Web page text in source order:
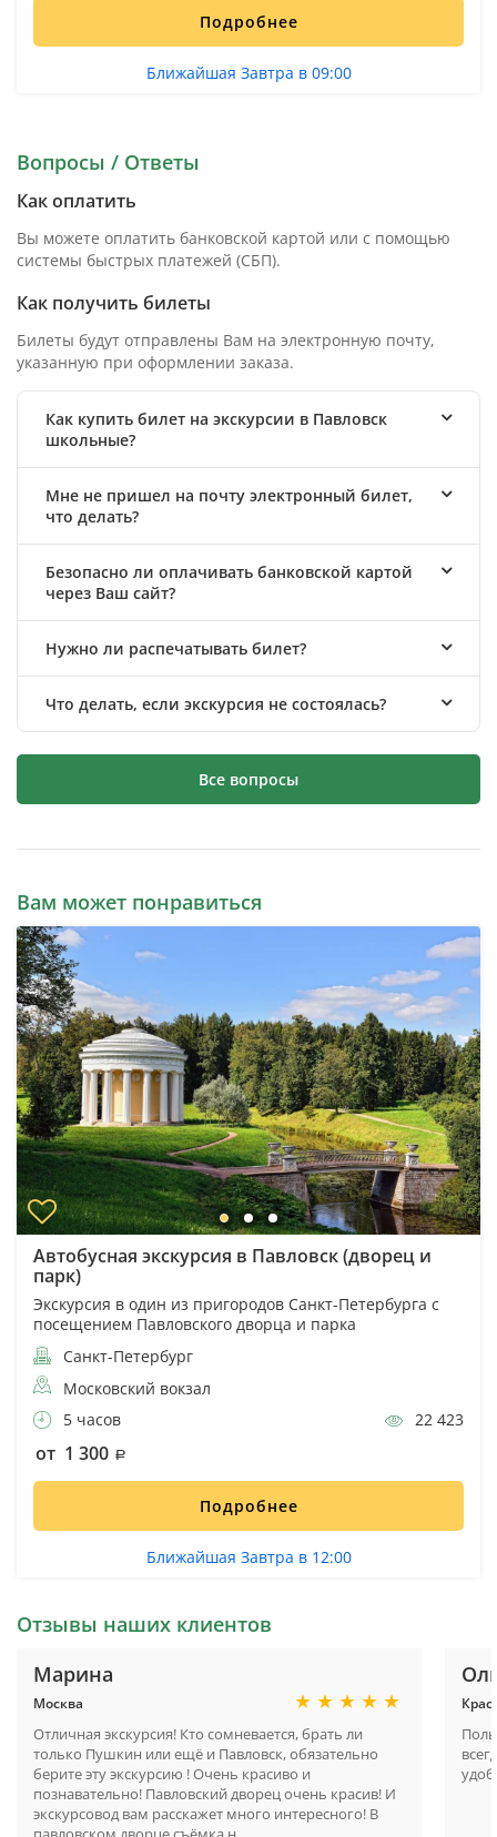
Подробнее
Ближайшая Завтра в 09:00
Вопросы / Ответы
Как оплатить
Вы можете оплатить банковской картой или с помощью
системы быстрых платежей (СБП).
Как получить билеты
Билеты будут отправлены Вам на электронную почту,
указанную при оформлении заказа.
Как купить билет на экскурсии в Павловск
школьные?
Мне не пришел на почту электронный билет,
что делать?
Безопасно ли оплачивать банковской картой
через Ваш сайт?
Нужно ли распечатывать билет?
Что делать, если экскурсия не состоялась?
Все вопросы
Вам может понравиться
Автобусная экскурсия в Павловск (дворец и
парк)
Экскурсия в один из пригородов Санкт-Петербурга с
посещением Павловского дворца и парка
Санкт-Петербург
Московский вокзал
5 часов
22 423
от 1 300
Подробнее
Ближайшая Завтра в 12:00
Отзывы наших клиентов
Марина
Москва
Отличная экскурсия! Кто сомневается, брать ли
только Пушкин или ещё и Павловск, обязательно
берите эту экскурсию ! Очень красиво и
познавательно! Павловский дворец очень красив! И
экскурсовод вам расскажет много интересного! В